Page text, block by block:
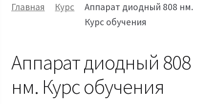
Главная Курс
Аппарат диодный 808 нм.
Курс обучения
Аппарат диодный 808
нм. Курс обучения